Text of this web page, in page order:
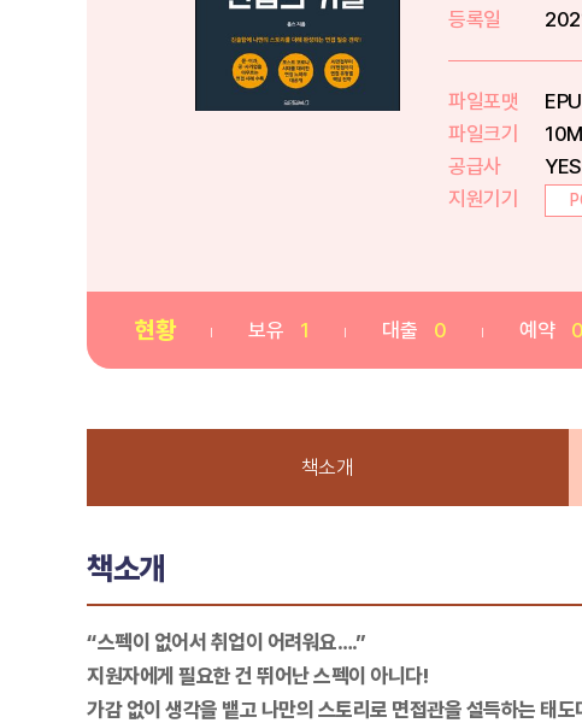
등록일
파일포맷
파일크기
공급사
지원기기
현황 보유 1 대출 0 예약 0
책소개
책소개
“스펙이 없어서 취업이 어려워요….”
지원자에게 필요한 건 뛰어난 스펙이 아니다!
가감 없이 생각을 뱉고 나만의 스토리로 면접관을 설득하는 태도